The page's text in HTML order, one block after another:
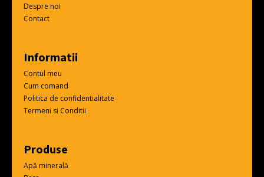
Despre noi
Contact
Informatii
Contul meu
Cum comand
Politica de confidentialitate
Termeni si Conditii
Produse
Apă minerală